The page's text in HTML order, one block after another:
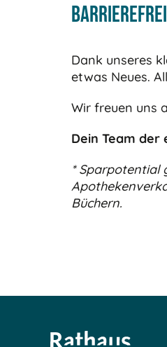
Dank unseres
etwas Neues.
Wir freuen uns
Dein Team der
* Sparpotential
Büchern.